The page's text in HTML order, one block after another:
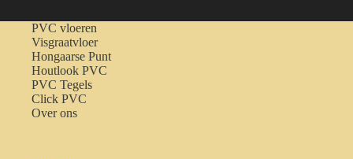
PVC vloeren
Visgraatvloer
Hongaarse Punt
Houtlook PVC
PVC Tegels
Click PVC
Over ons